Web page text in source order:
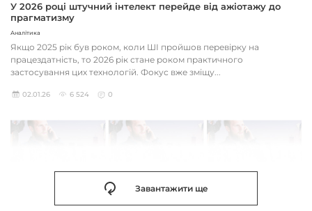
У 2026 році штучний інтелект перейде від ажіотажу до
прагматизму
Аналітика
Якщо 2025 рік був роком, коли ШІ пройшов перевірку на
працездатність, то 2026 рік стане роком практичного
застосування цих технологій. Фокус вже зміщу...
02.01.26 6 524 0
Завантажити ще